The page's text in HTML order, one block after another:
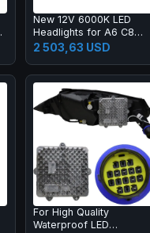
New 12V 6000K LED
Headlights for A6 C8
2019-2024 with DRL
High/Low Beam & 10000
2 503,63 USD
For High Quality
Waterproof LED